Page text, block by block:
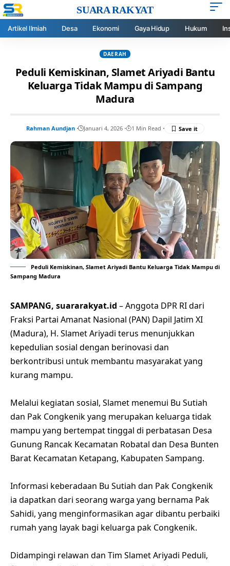
SUARA RAKYAT
Artikel Ilmiah Desa Ekonomi Gaya Hidup Hukum
DAERAH
Peduli Kemiskinan, Slamet Ariyadi Bantu
Keluarga Tidak Mampu di Sampang
Madura
Rahman Aundjan Januari 4, 2026 1 Min Read
Peduli Kemiskinan, Slamet Ariyadi Bantu Keluarga Tidak Mampu di
Sampang Madura
SAMPANG, suararakyat.id – Anggota DPR RI dari
Fraksi Partai Amanat Nasional (PAN) Dapil Jatim XI
(Madura), H. Slamet Ariyadi terus menunjukkan
kepedulian sosial dengan berinovasi dan
berkontribusi untuk membantu masyarakat yang
kurang mampu.
Melalui kegiatan sosial, Slamet menemui Bu Sutiah
dan Pak Congkenik yang merupakan keluarga tidak
mampu yang bertempat tinggal di perbatasan Desa
Gunung Rancak Kecamatan Robatal dan Desa Bunten
Barat Kecamatan Ketapang, Kabupaten Sampang.
Informasi keberadaan Bu Sutiah dan Pak Congkenik
ia dapatkan dari seorang warga yang bernama Pak
Sahidi, yang menginformasikan agar dibantu perbaiki
rumah yang layak bagi keluarga pak Congkenik.
Didampingi relawan dan Tim Slamet Ariyadi Peduli,